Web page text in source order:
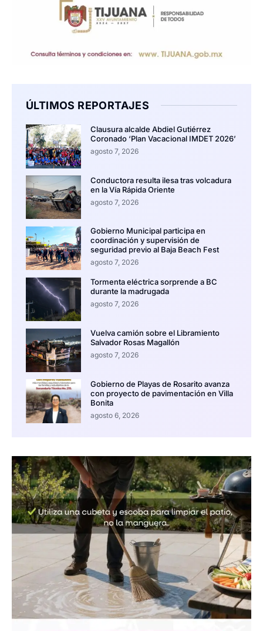
ÚLTIMOS REPORTAJES
Clausura alcalde Abdiel Gutiérrez
Coronado ‘Plan Vacacional IMDET 2026’
agosto 7, 2026
Conductora resulta ilesa tras volcadura
en la Vía Rápida Oriente
agosto 7, 2026
Gobierno Municipal participa en
coordinación y supervisión de
seguridad previo al Baja Beach Fest
agosto 7, 2026
Tormenta eléctrica sorprende a BC
durante la madrugada
agosto 7, 2026
Vuelva camión sobre el Libramiento
Salvador Rosas Magallón
agosto 7, 2026
Gobierno de Playas de Rosarito avanza
con proyecto de pavimentación en Villa
Bonita
agosto 6, 2026